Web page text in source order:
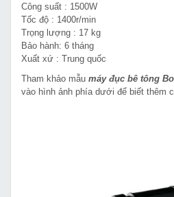
Công suất : 1500W
Tốc độ : 1400r/min
Trọng lượng : 17 kg
Bảo hành: 6 tháng
Xuất xứ : Trung quốc
Tham khảo mẫu máy đục bê tông
vào hình ảnh phía dưới để biết thêm